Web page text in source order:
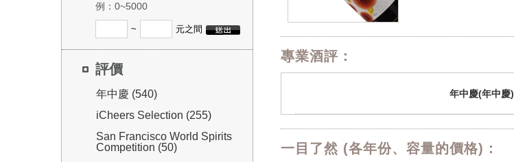
例：0~5000
~ 元之間
評價
年中慶 (540)
iCheers Selection (255)
San Francisco World Spirits
Competition (50)
專業酒評：
年中慶(年中慶)
一目了然 (各年份、容量的價格)：